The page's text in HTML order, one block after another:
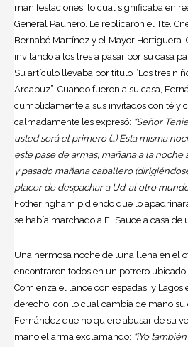
manifestaciones, lo cual significaba en
General Paunero. Le replicaron el Tte.
Bernabé Martínez y el Mayor Hortiguera.
invitando a los tres a pasar por su casa
Su artículo llevaba por título “Los tres
Arcabuz”. Cuando fueron a su casa,
cumplidamente a sus invitados con té y
calmadamente les expresó: “Señor
usted será el primero (…) Esta misma
este pase de armas, mañana a la noche
y pasado mañana caballero
placer de despachar a Ud. al otro
Fotheringham pidiendo que lo
se había marchado a El Sauce a casa de
Una hermosa noche de luna llena en el
encontraron todos en un potrero ubicado
Comienza el lance con espadas, y Lagos
derecho, con lo cual cambia de mano su
Fernández que no quiere abusar de su
mano el arma exclamando: “¡Yo